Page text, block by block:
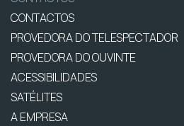
CONTACTOS
PROVEDORA DO TELESPECTADOR
PROVEDORA DO OUVINTE
ACESSIBILIDADES
SATÉLITES
A EMPRESA